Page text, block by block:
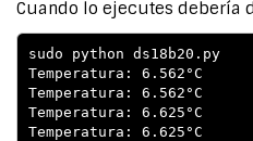
Cuando lo ejecutes debería
sudo python ds18b20.py
Temperatura: 6.562°C
Temperatura: 6.562°C
Temperatura: 6.625°C
Temperatura: 6.625°C